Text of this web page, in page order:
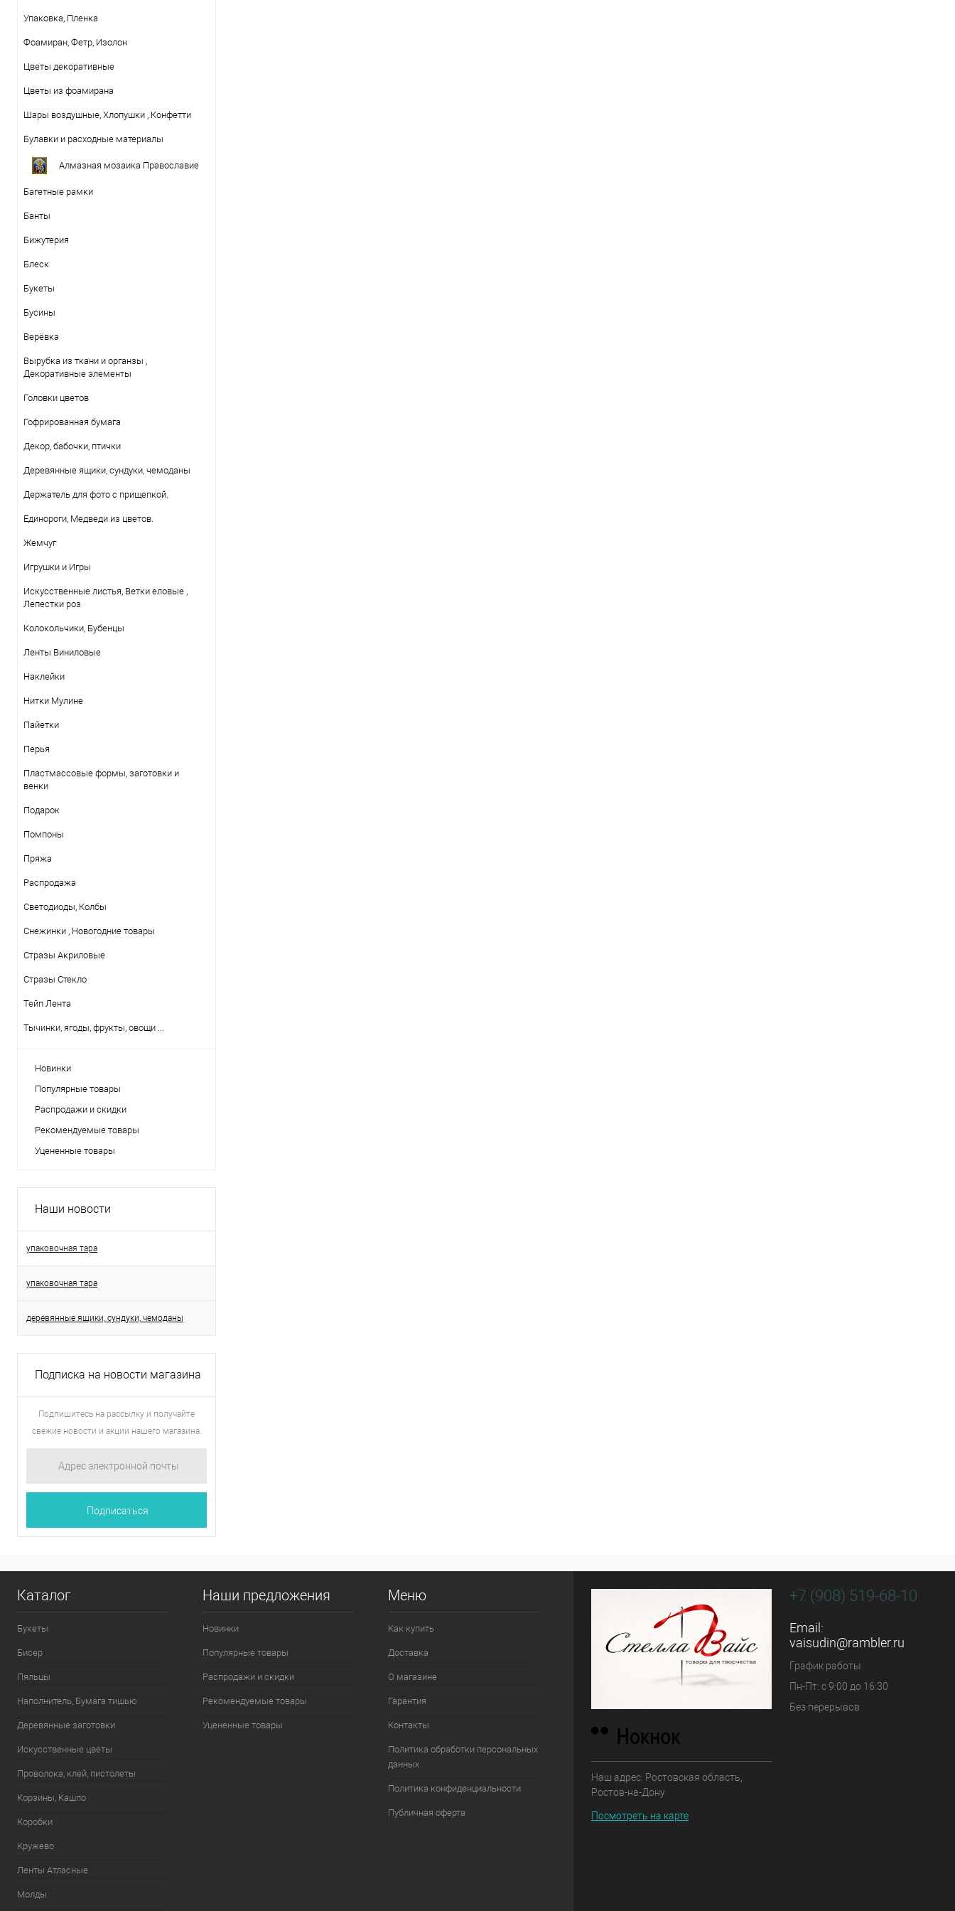
Упаковка, Пленка
Фоамиран, Фетр, Изолон
Цветы декоративные
Цветы из фоамирана
Шары воздушные, Хлопушки , Конфетти
Булавки и расходные материалы
Алмазная мозаика Православие
Багетные рамки
Банты
Бижутерия
Блеск
Букеты
Бусины
Верёвка
Вырубка из ткани и органзы ,
Декоративные элементы
Головки цветов
Гофрированная бумага
Декор, бабочки, птички
Деревянные ящики, сундуки, чемоданы
Держатель для фото с прищепкой.
Единороги, Медведи из цветов.
Жемчуг
Игрушки и Игры
Искусственные листья, Ветки еловые ,
Лепестки роз
Колокольчики, Бубенцы
Ленты Виниловые
Наклейки
Нитки Mулине
Пайетки
Перья
Пластмассовые формы, заготовки и
венки
Подарок
Помпоны
Пряжа
Распродажа
Светодиоды, Колбы
Снежинки , Новогодние товары
Стразы Акриловые
Стразы Стекло
Тейп Лента
Тычинки, ягоды, фрукты, овощи ...
Новинки
Популярные товары
Распродажи и скидки
Рекомендуемые товары
Уцененные товары
Наши новости
упаковочная тара
упаковочная тара
деревянные ящики, сундуки, чемоданы
Подписка на новости магазина
Подпишитесь на рассылку и получайте
свежие новости и акции нашего магазина.
Каталог
Букеты
Бисер
Пяльцы
Наполнитель, Бумага тишью
Деревянные заготовки
Искусственные цветы
Проволока, клей, пистолеты
Корзины, Кашпо
Коробки
Кружево
Ленты Атласные
Молды
Наши предложения
Новинки
Популярные товары
Распродажи и скидки
Рекомендуемые товары
Уцененные товары
Меню
Как купить
Доставка
О магазине
Гарантия
Контакты
Политика обработки персональных
данных
Политика конфиденциальности
Публичная оферта
Наш адрес: Ростовская область,
Ростов-на-Дону
Посмотреть на карте
+7 (908) 519-68-10
Email:
vaisudin@rambler.ru
График работы
Пн-Пт: с 9:00 до 16:30
Без перерывов